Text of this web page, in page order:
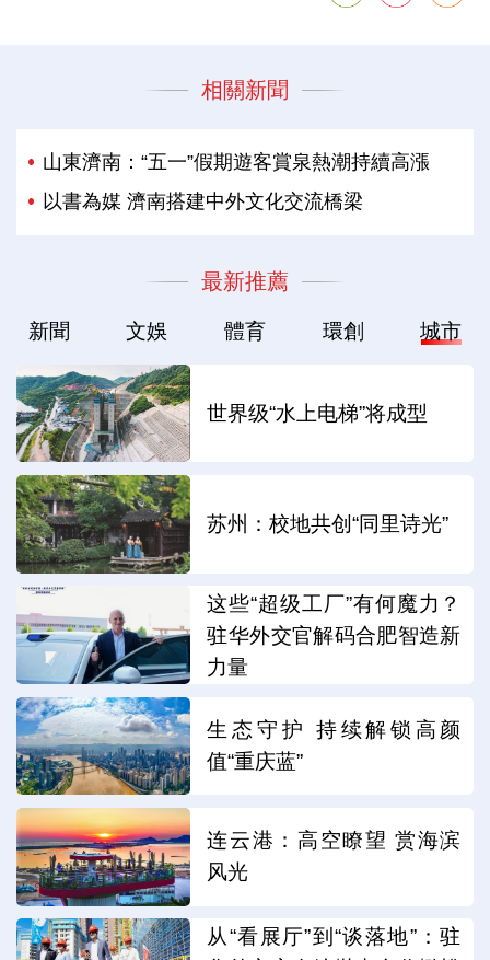
相關新聞
山東濟南：“五一”假期遊客賞泉熱潮持續高漲
以書為媒 濟南搭建中外文化交流橋梁
最新推薦
新聞 文娛 體育 環創 城市
世界级“水上电梯”将成型
苏州：校地共创“同里诗光”
这些“超级工厂”有何魔力？
驻华外交官解码合肥智造新
力量
生态守护 持续解锁高颜
值“重庆蓝”
连云港：高空瞭望 赏海滨
风光
从“看展厅”到“谈落地”：驻